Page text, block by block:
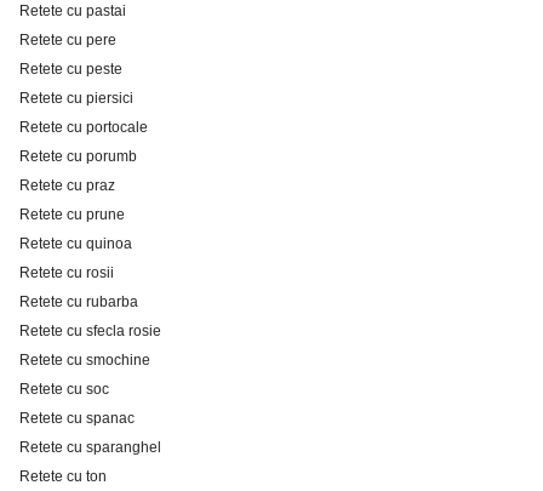
Retete cu pastai
Retete cu pere
Retete cu peste
Retete cu piersici
Retete cu portocale
Retete cu porumb
Retete cu praz
Retete cu prune
Retete cu quinoa
Retete cu rosii
Retete cu rubarba
Retete cu sfecla rosie
Retete cu smochine
Retete cu soc
Retete cu spanac
Retete cu sparanghel
Retete cu ton